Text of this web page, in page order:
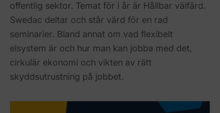
offentlig sektor. Temat för i år är Hållbar välfärd.
Swedac deltar och står värd för en rad
seminarier. Bland annat om vad flexibelt
elsystem är och hur man kan jobba med det,
cirkulär ekonomi och vikten av rätt
skyddsutrustning på jobbet.